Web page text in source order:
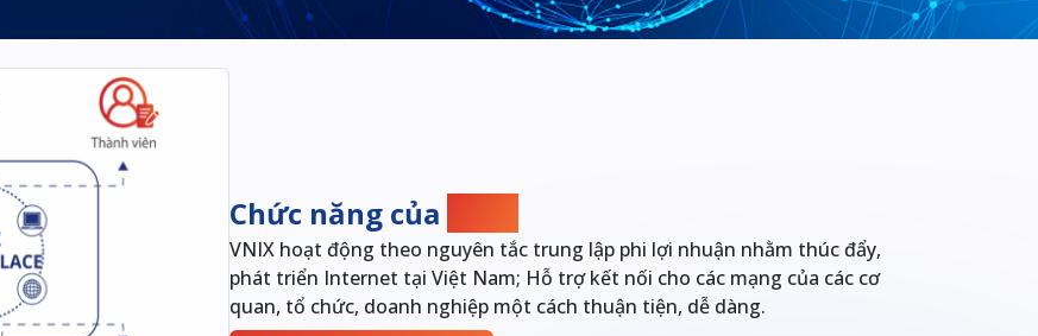
Chức năng của
VNIX hoạt động theo nguyên tắc trung lập phi lợi nhuận nhằm thúc đẩy,
phát triển Internet tại Việt Nam; Hỗ trợ kết nối cho các mạng của các cơ
quan, tổ chức, doanh nghiệp một cách thuận tiện, dễ dàng.